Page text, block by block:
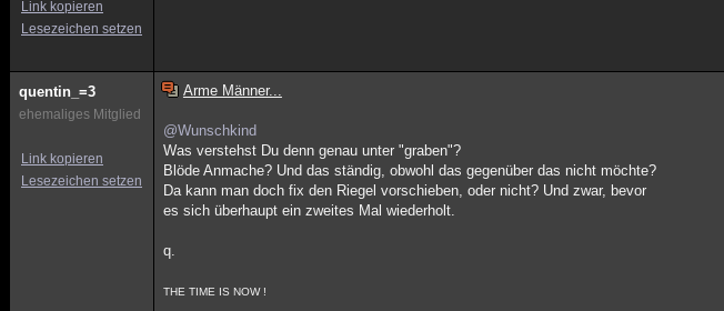
Link kopieren
Lesezeichen setzen
quentin_=3
ehemaliges Mitglied
Link kopieren
Lesezeichen setzen
Arme Männer...
@Wunschkind
Was verstehst Du denn genau unter "graben"?
Blöde Anmache? Und das ständig, obwohl das gegenüber das nicht möchte?
Da kann man doch fix den Riegel vorschieben, oder nicht? Und zwar, bevor
es sich überhaupt ein zweites Mal wiederholt.
q.
THE TIME IS NOW !